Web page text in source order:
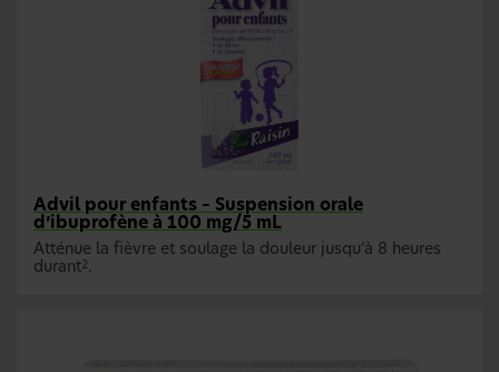
Advil pour enfants – Suspension orale
d’ibuprofène à 100 mg/5 mL
Atténue la fièvre et soulage la douleur jusqu’à 8 heures
durant2.